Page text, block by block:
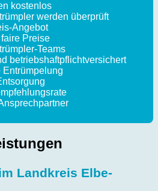
kostenlos
werden überprüft
Angebot
Preise
Teams
betriebshaftpflichtversichert
Entrümpelung
Landkreis Elbe-